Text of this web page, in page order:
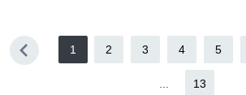
1 2 3 4 5
13